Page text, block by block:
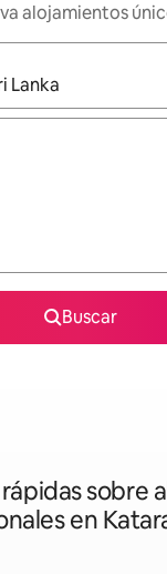
alojamientos
estén
Buscar
sobre
en